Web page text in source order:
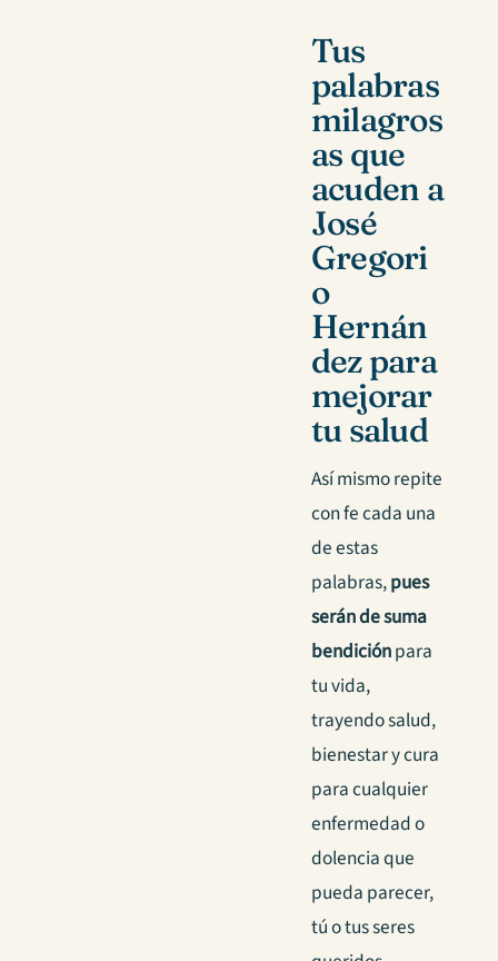
Tus
palabras
milagros
as que
acuden a
José
Gregori
o
Hernán
dez para
mejorar
tu salud
Así mismo repite
con fe cada una
de estas
palabras,pues
serán de suma
bendiciónpara
tu vida,
trayendo salud,
bienestar y cura
para cualquier
enfermedad o
dolencia que
pueda parecer,
tú o tus seres